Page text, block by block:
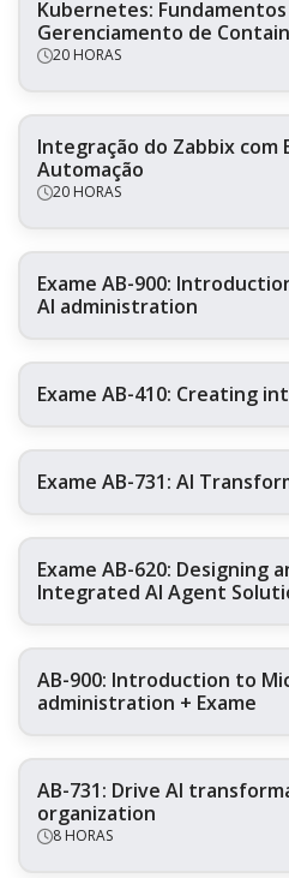
Kubernetes:
Gerenciamento de
20 HORAS
Integração do Zabbix com
Automação
20 HORAS
Exame AB-900:
AI administration
Exame AB-410: Creating
Exame AB-731: AI
Exame AB-620: Designing
Integrated AI Agent
AB-900: Introduction to
administration + Exame
AB-731: Drive AI
organization
8 HORAS